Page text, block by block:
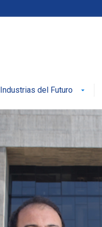
Industrias del Futuro